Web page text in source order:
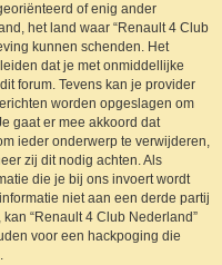
of enig ander
het land waar “Renault 4 Club
kunnen schenden. Het
dat je met onmiddellijke
forum. Tevens kan je provider
worden opgeslagen om
gaat er mee akkoord dat
ieder onderwerp te verwijderen,
zij dit nodig achten. Als
die je bij ons invoert wordt
niet aan een derde partij
“Renault 4 Club Nederland”
voor een hackpoging die